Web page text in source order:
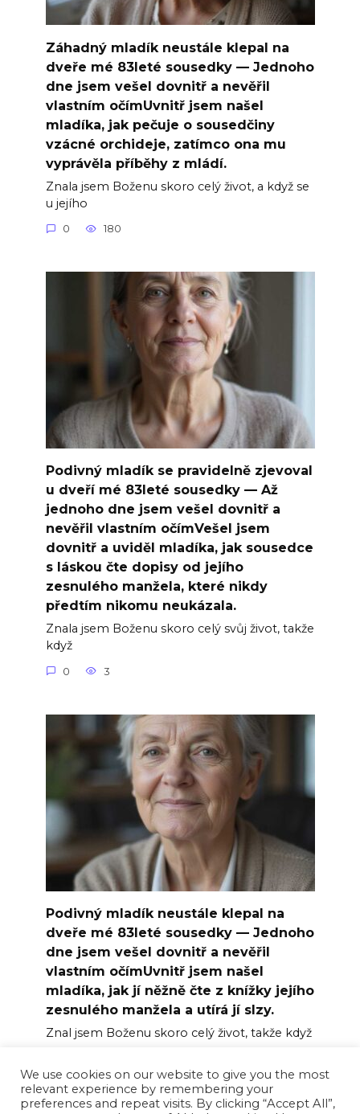
Záhadný mladík neustále klepal na
dveře mé 83leté sousedky — Jednoho
dne jsem vešel dovnitř a nevěřil
vlastním očímUvnitř jsem našel
mladíka, jak pečuje o sousedčiny
vzácné orchideje, zatímco ona mu
vyprávěla příběhy z mládí.
Znala jsem Boženu skoro celý život, a když se
u jejího
0 180
Podivný mladík se pravidelně zjevoval
u dveří mé 83leté sousedky — Až
jednoho dne jsem vešel dovnitř a
nevěřil vlastním očímVešel jsem
dovnitř a uviděl mladíka, jak sousedce
s láskou čte dopisy od jejího
zesnulého manžela, které nikdy
předtím nikomu neukázala.
Znala jsem Boženu skoro celý svůj život, takže
když
0 3
Podivný mladík neustále klepal na
dveře mé 83leté sousedky — Jednoho
dne jsem vešel dovnitř a nevěřil
vlastním očímUvnitř jsem našel
mladíka, jak jí něžně čte z knížky jejího
zesnulého manžela a utírá jí slzy.
Znal jsem Boženu skoro celý život, takže když
0 48
We use cookies on our website to give you the most
relevant experience by remembering your
preferences and repeat visits. By clicking “Accept All”,